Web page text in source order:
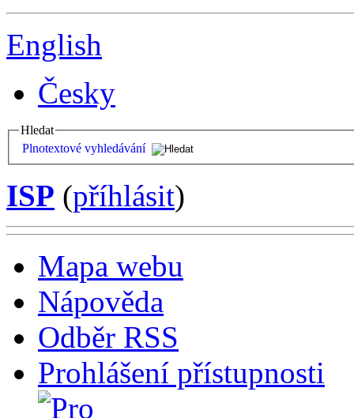
English
Česky
Hledat
Plnotextové vyhledávání
ISP (příhlásit)
Mapa webu
Nápověda
Odběr RSS
Prohlášení přístupnosti